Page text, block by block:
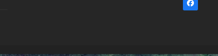
Facebook